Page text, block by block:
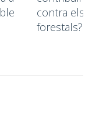
contra els
forestals?